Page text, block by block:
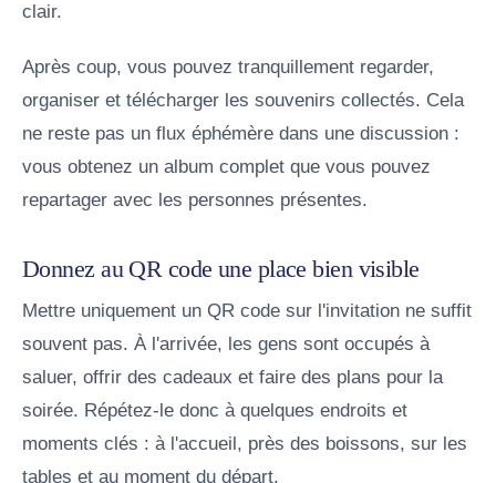
clair.
Après coup, vous pouvez tranquillement regarder,
organiser et télécharger les souvenirs collectés. Cela
ne reste pas un flux éphémère dans une discussion :
vous obtenez un album complet que vous pouvez
repartager avec les personnes présentes.
Donnez au QR code une place bien visible
Mettre uniquement un QR code sur l'invitation ne suffit
souvent pas. À l'arrivée, les gens sont occupés à
saluer, offrir des cadeaux et faire des plans pour la
soirée. Répétez-le donc à quelques endroits et
moments clés : à l'accueil, près des boissons, sur les
tables et au moment du départ.